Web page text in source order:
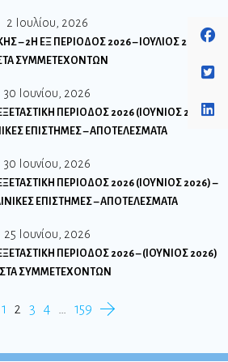
2 Ιουλίου, 2026
– 2Η ΕΞ ΠΕΡΙΟΔΟΣ 2026 – ΙΟΥΛΙΟΣ 2026 –
ΣΥΜΜΕΤΕΧΟΝΤΩΝ
30 Ιουνίου, 2026
ΠΕΡΙΟΔΟΣ 2026 (ΙΟΥΝΙΟΣ 2026) –
ΕΠΙΣΤΗΜΕΣ – ΑΠΟΤΕΛΕΣΜΑΤΑ
30 Ιουνίου, 2026
ΠΕΡΙΟΔΟΣ 2026 (ΙΟΥΝΙΟΣ 2026) –
ΕΠΙΣΤΗΜΕΣ – ΑΠΟΤΕΛΕΣΜΑΤΑ
25 Ιουνίου, 2026
ΠΕΡΙΟΔΟΣ 2026 – (ΙΟΥΝΙΟΣ 2026)
ΣΥΜΜΕΤΕΧΟΝΤΩΝ
1 2 3 4 159